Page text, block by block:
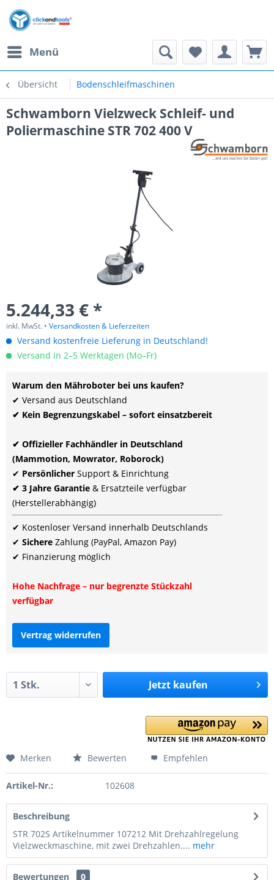
Menü
Übersicht Bodenschleifmaschinen
Schwamborn Vielzweck Schleif- und
Poliermaschine STR 702 400 V
5.244,33 € *
inkl. MwSt. • Versandkosten & Lieferzeiten
Versand kostenfreie Lieferung in Deutschland!
Versand in 2–5 Werktagen (Mo–Fr)
Warum den Mähroboter bei uns kaufen?
✔ Versand aus Deutschland
✔ Kein Begrenzungskabel – sofort einsatzbereit
✔ Offizieller Fachhändler in Deutschland
(Mammotion, Mowrator, Roborock)
✔ Persönlicher Support & Einrichtung
✔ 3 Jahre Garantie & Ersatzteile verfügbar
(Herstellerabhängig)
✔ Kostenloser Versand innerhalb Deutschlands
✔ Sichere Zahlung (PayPal, Amazon Pay)
✔ Finanzierung möglich
Hohe Nachfrage – nur begrenzte Stückzahl
verfügbar
Vertrag widerrufen
Jetzt kaufen
Merken Bewerten Empfehlen
Artikel-Nr.: 102608
Beschreibung
STR 702S Artikelnummer 107212 Mit Drehzahlregelung
Vielzweckmaschine, mit zwei Drehzahlen.... mehr
Bewertungen
0